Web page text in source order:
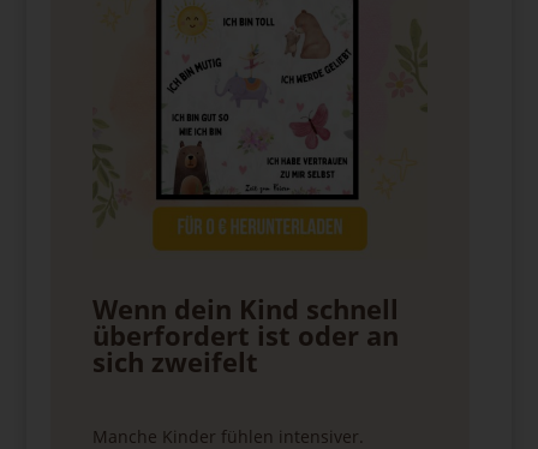
Wenn dein Kind schnell
überfordert ist oder an
sich zweifelt
Manche Kinder fühlen intensiver.